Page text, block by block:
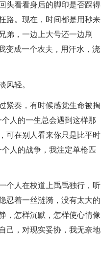
头看看身后的脚印是否踩得
路。现在，时间都是用秒来
弟，一边上大号还一边刷
变成一个农夫，用汗水，浇
风轻。
奏，有时候感觉生命被掏
人的一生总会遇到这样那
可在别人看来你只是比平时
人的战争，我注定单枪匹
个人在校道上禹禹独行，听
忍着一丝涟漪，没有太大的
，怎样沉默，怎样使心情像
己，对现实妥协，我无奈地